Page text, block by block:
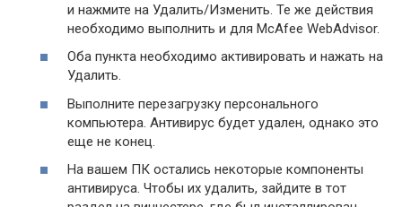
и нажмите на Удалить/Изменить. Те же действия
необходимо выполнить и для McAfee WebAdvisor.
Оба пункта необходимо активировать и нажать на
Удалить.
Выполните перезагрузку персонального
компьютера. Антивирус будет удален, однако это
еще не конец.
На вашем ПК остались некоторые компоненты
антивируса. Чтобы их удалить, зайдите в тот